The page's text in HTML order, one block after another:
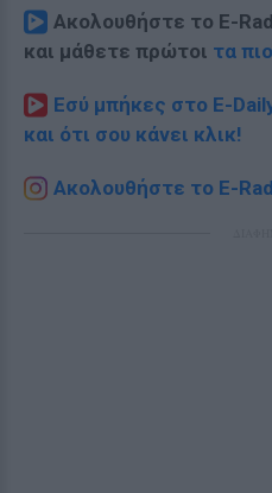
Ακολουθήστε το E-
και μάθετε πρώτοι τα
Εσύ μπήκες στο E-
και ότι σου κάνει κλικ!
Ακολουθήστε το E-